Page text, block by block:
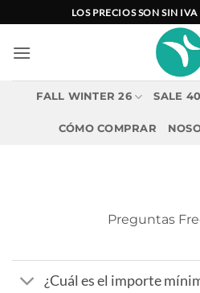
al
contenido
LOS PRECIOS SON SIN
FALL WINTER 26 SALE
CÓMO COMPRAR
Preguntas
¿Cuál es el importe